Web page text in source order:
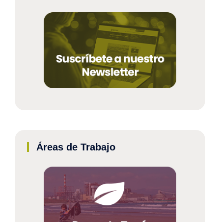
Áreas de Trabajo